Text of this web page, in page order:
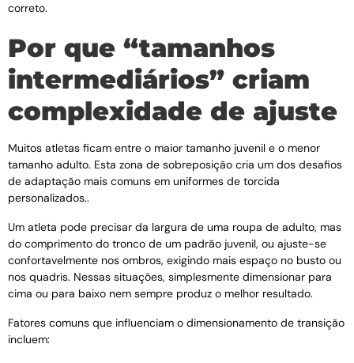
correto.
Por que “tamanhos
intermediários” criam
complexidade de ajuste
Muitos atletas ficam entre o maior tamanho juvenil e o menor
tamanho adulto. Esta zona de sobreposição cria um dos desafios
de adaptação mais comuns em uniformes de torcida
personalizados..
Um atleta pode precisar da largura de uma roupa de adulto, mas
do comprimento do tronco de um padrão juvenil, ou ajuste-se
confortavelmente nos ombros, exigindo mais espaço no busto ou
nos quadris. Nessas situações, simplesmente dimensionar para
cima ou para baixo nem sempre produz o melhor resultado.
Fatores comuns que influenciam o dimensionamento de transição
incluem: